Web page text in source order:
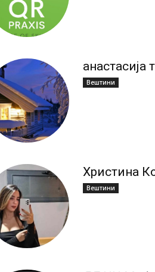
анастасија
Вештини
Христина
Вештини